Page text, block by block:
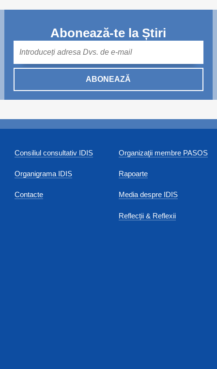
Abonează-te la Știri
ABONEAZĂ
Consiliul consultativ IDIS
Organigrama IDIS
Contacte
Organizaţii membre PASOS
Rapoarte
Media despre IDIS
Reflecții & Reflexii